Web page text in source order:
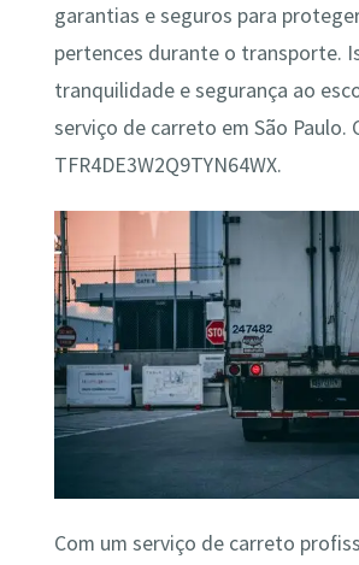
garantias e seguros para
pertences durante o transporte.
tranquilidade e segurança ao
serviço de carreto em São Paulo.
TFR4DE3W2Q9TYN64WX.
Com um serviço de carreto